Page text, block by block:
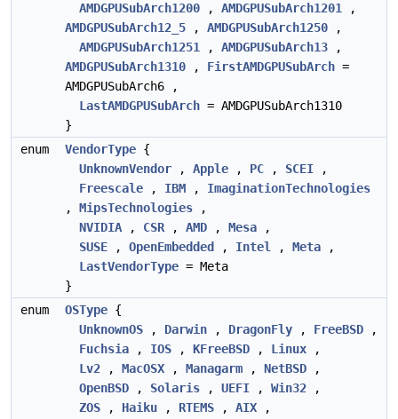
AMDGPUSubArch1200 , AMDGPUSubArch1201
,
AMDGPUSubArch12_5 , AMDGPUSubArch1250 ,
AMDGPUSubArch1251
, AMDGPUSubArch13 ,
AMDGPUSubArch1310 , FirstAMDGPUSubArch =
AMDGPUSubArch6 ,
LastAMDGPUSubArch = AMDGPUSubArch1310
}
enum
VendorType {
UnknownVendor , Apple , PC , SCEI ,
Freescale , IBM , ImaginationTechnologies
, MipsTechnologies ,
NVIDIA , CSR , AMD , Mesa ,
SUSE , OpenEmbedded , Intel , Meta ,
LastVendorType = Meta
}
enum
OSType {
UnknownOS , Darwin , DragonFly , FreeBSD ,
Fuchsia , IOS , KFreeBSD , Linux ,
Lv2 , MacOSX , Managarm , NetBSD ,
OpenBSD , Solaris , UEFI , Win32 ,
ZOS , Haiku , RTEMS , AIX ,